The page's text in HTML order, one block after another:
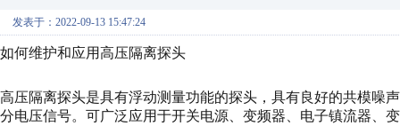
发表于：2022-09-13 15:47:24
如何维护和应用高压隔离探头
高压隔离探头是具有浮动测量功能的探头，具有良好的共模噪
分电压信号。可广泛应用于开关电源、变频器、电子镇流器、